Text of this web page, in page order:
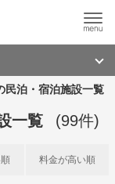
民泊・宿泊施設一覧
一覧 (99件)
料金が高い順